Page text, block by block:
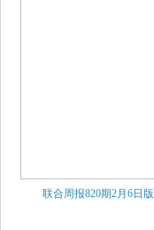
联合周报820期2月6日版